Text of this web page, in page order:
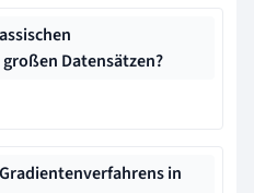
Datensätzen?
in